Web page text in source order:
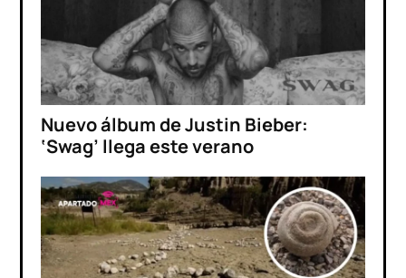
Nuevo álbum de Justin Bieber:
‘Swag’ llega este verano